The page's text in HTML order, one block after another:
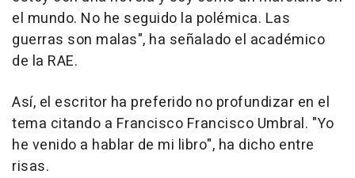
el mundo. No he seguido la polémica. Las
guerras son malas", ha señalado el académico
de la RAE.
Así, el escritor ha preferido no profundizar en el
tema citando a Francisco Francisco Umbral. "Yo
he venido a hablar de mi libro", ha dicho entre
risas.